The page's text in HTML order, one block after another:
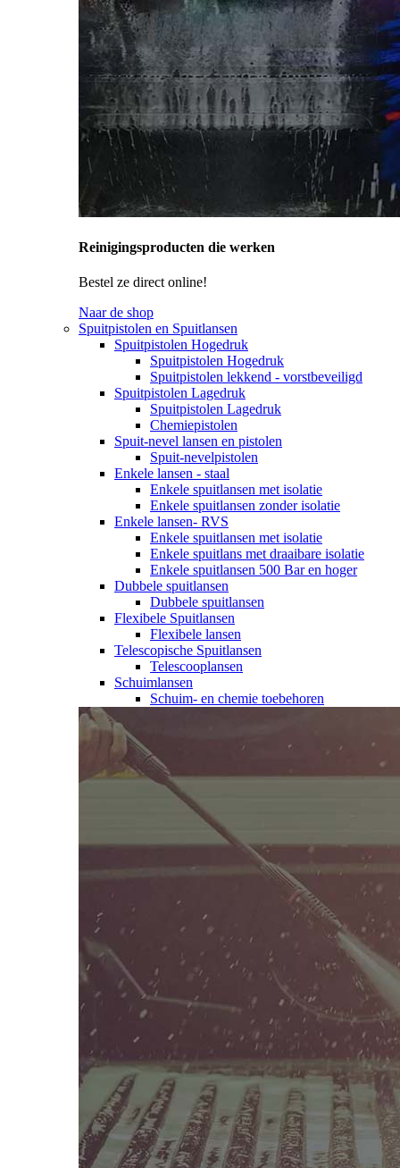
Reinigingsproducten die werken
Bestel ze direct online!
Naar de shop
Spuitpistolen en Spuitlansen
Spuitpistolen Hogedruk
Spuitpistolen Hogedruk
Spuitpistolen lekkend - vorstbeveiligd
Spuitpistolen Lagedruk
Spuitpistolen Lagedruk
Chemiepistolen
Spuit-nevel lansen en pistolen
Spuit-nevelpistolen
Enkele lansen - staal
Enkele spuitlansen met isolatie
Enkele spuitlansen zonder isolatie
Enkele lansen- RVS
Enkele spuitlansen met isolatie
Enkele spuitlans met draaibare isolatie
Enkele spuitlansen 500 Bar en hoger
Dubbele spuitlansen
Dubbele spuitlansen
Flexibele Spuitlansen
Flexibele lansen
Telescopische Spuitlansen
Telescooplansen
Schuimlansen
Schuim- en chemie toebehoren